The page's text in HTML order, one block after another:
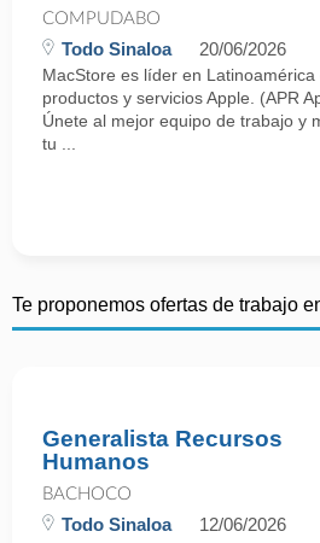
COMPUDABO
Todo Sinaloa 20/06/2026
MacStore es líder en
productos y servicios Apple. (APR
Únete al mejor equipo de trabajo y
tu ...
Te proponemos ofertas de trabajo
Generalista Recursos
Humanos
BACHOCO
Todo Sinaloa 12/06/2026